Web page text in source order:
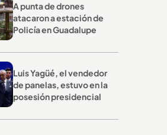
A punta de drones
atacaron a estación de
Policía en Guadalupe
Luis Yagüé, el vendedor
de panelas, estuvo en la
posesión presidencial